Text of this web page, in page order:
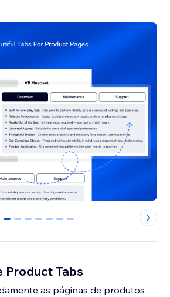
0 1 2 3 4 5 6
Product Tabs
as páginas de produtos